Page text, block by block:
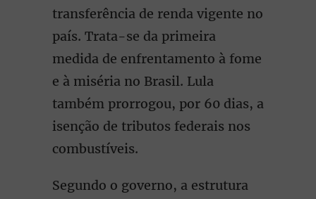
transferência de renda vigente no
país. Trata-se da primeira
medida de enfrentamento à fome
e à miséria no Brasil. Lula
também prorrogou, por 60 dias, a
isenção de tributos federais nos
combustíveis.
Segundo o governo, a estrutura